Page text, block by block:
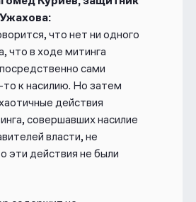
что нет ни одного
что в ходе митинга
сами
то к насилию. Но затем
действия
совершавших насилие
власти, не
эти действия не были